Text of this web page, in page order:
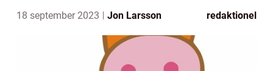
18 september 2023 Jon Larsson redaktionel